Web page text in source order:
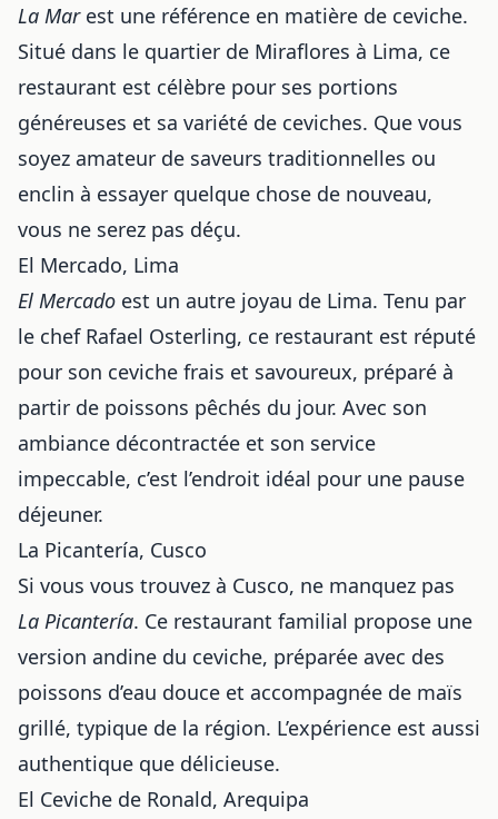
La Marest une référence en matière de ceviche.
Situé dans le quartier de Miraflores à Lima, ce
restaurant est célèbre pour ses portions
généreuses et sa variété de ceviches. Que vous
soyez amateur de saveurs traditionnelles ou
enclin à essayer quelque chose de nouveau,
vous ne serez pas déçu.
El Mercado, Lima
El Mercado est un autre joyau de Lima. Tenu par
le chef Rafael Osterling, ce restaurant est réputé
pour son ceviche frais et savoureux, préparé à
partir de poissons pêchés du jour. Avec son
ambiance décontractée et son service
impeccable, c’est l’endroit idéal pour une pause
déjeuner.
La Picantería, Cusco
Si vous vous trouvez à Cusco, ne manquez pas
La Picantería. Ce restaurant familial propose une
version andine du ceviche, préparée avec des
poissons d’eau douce et accompagnée de maïs
grillé, typique de la région. L’expérience est aussi
authentique que délicieuse.
El Ceviche de Ronald, Arequipa